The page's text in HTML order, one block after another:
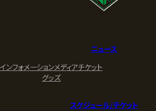
ニュース
インフォメーションメディアチケット
グッズ
スケジュール/チケット